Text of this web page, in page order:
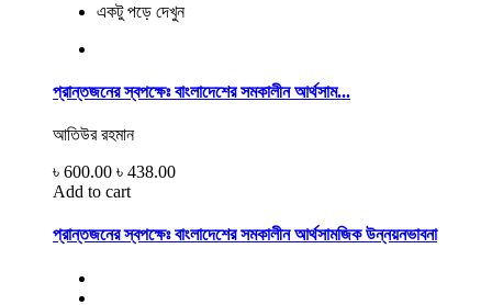
একটু পড়ে দেখুন
প্রান্তজনের স্বপক্ষেঃ বাংলাদেশের সমকালীন আর্থসাম...
আতিউর রহমান
৳ 600.00 ৳ 438.00
Add to cart
প্রান্তজনের স্বপক্ষেঃ বাংলাদেশের সমকালীন আর্থসামজিক উন্নয়নভাবনা